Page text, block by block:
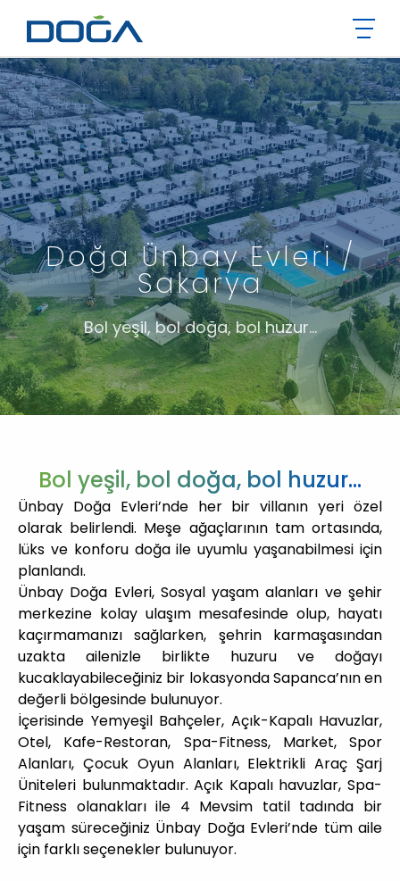
Doğa Ünbay Evleri /
Sakarya
Bol yeşil, bol doğa, bol huzur...
Bol yeşil, bol doğa, bol huzur…
Ünbay Doğa Evleri’nde her bir villanın yeri özel
olarak belirlendi. Meşe ağaçlarının tam ortasında,
lüks ve konforu doğa ile uyumlu yaşanabilmesi için
planlandı.
Ünbay Doğa Evleri, Sosyal yaşam alanları ve şehir
merkezine kolay ulaşım mesafesinde olup, hayatı
kaçırmamanızı sağlarken, şehrin karmaşasından
uzakta ailenizle birlikte huzuru ve doğayı
kucaklayabileceğiniz bir lokasyonda Sapanca’nın en
değerli bölgesinde bulunuyor.
İçerisinde Yemyeşil Bahçeler, Açık-Kapalı Havuzlar,
Otel, Kafe-Restoran, Spa-Fitness, Market, Spor
Alanları, Çocuk Oyun Alanları, Elektrikli Araç Şarj
Üniteleri bulunmaktadır. Açık Kapalı havuzlar, Spa-
Fitness olanakları ile 4 Mevsim tatil tadında bir
yaşam süreceğiniz Ünbay Doğa Evleri’nde tüm aile
için farklı seçenekler bulunuyor.